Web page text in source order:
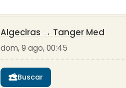
Algeciras → Tanger Med
dom, 9 ago, 00:45
Buscar